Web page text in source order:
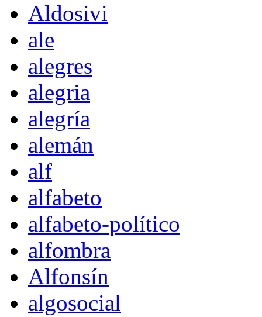
Aldosivi
ale
alegres
alegria
alegría
alemán
alf
alfabeto
alfabeto-político
alfombra
Alfonsín
algosocial